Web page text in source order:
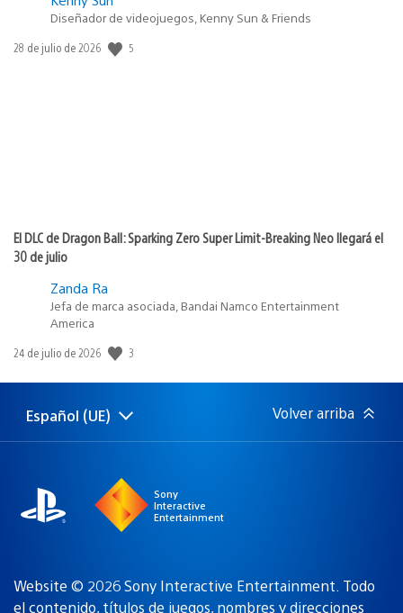
Diseñador de videojuegos, Kenny Sun & Friends
Fecha
28 de julio de 2026 5
El DLC de Dragon Ball: Sparking Zero Super Limit-Breaking Neo llegará el
30 de julio
Zanda Ra
Jefa de marca asociada, Bandai Namco Entertainment
America
Fecha
publicación:
24 de julio de 2026 3
Selecciona
una
Región
actual:
Español (UE) Volver arriba
Sony
Interactive
Entertainment
Website © 2026 Sony Interactive Entertainment. Todo
el contenido, títulos de juegos, nombres y direcciones